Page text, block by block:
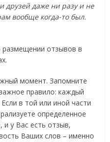
друзей даже ни разу и не
вообще когда-то был.
размещении отзывов в
момент. Запомните
правило: каждый
в той или иной части
определенное
и у Вас есть отзыв,
Ваших слов – именно